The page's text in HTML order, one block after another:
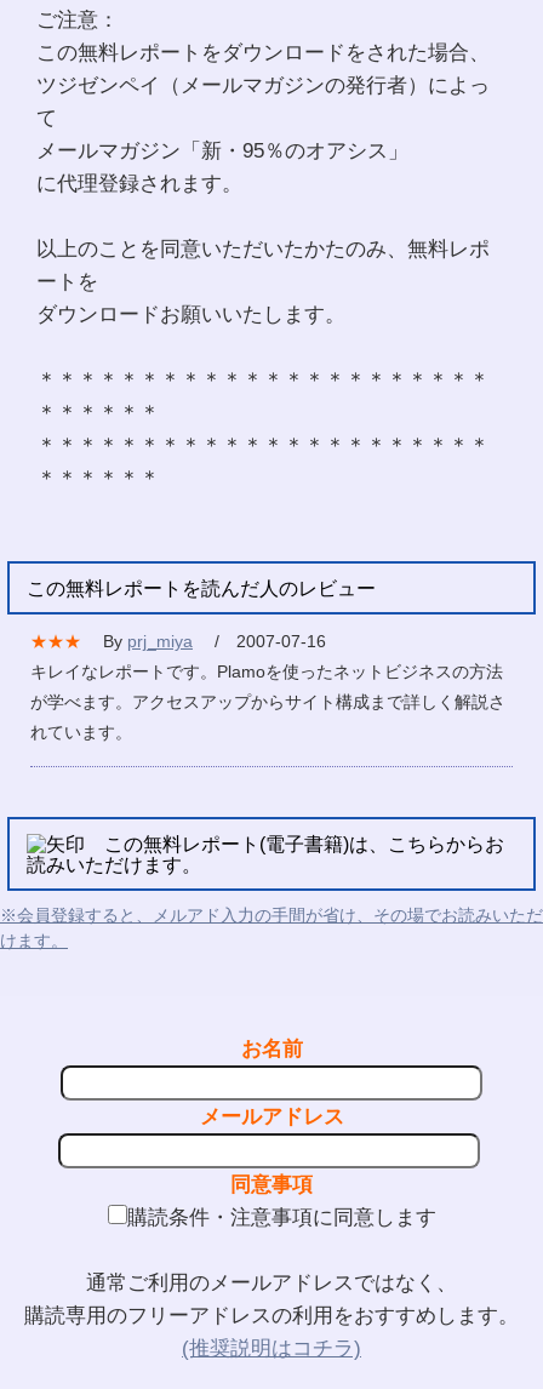
ご注意：
この無料レポートをダウンロードをされた場合、
ツジゼンペイ（メールマガジンの発行者）によっ
て
メールマガジン「新・95％のオアシス」
に代理登録されます。
以上のことを同意いただいたかたのみ、無料レポ
ートを
ダウンロードお願いいたします。
＊＊＊＊＊＊＊＊＊＊＊＊＊＊＊＊＊＊＊＊＊＊
＊＊＊＊＊＊
＊＊＊＊＊＊＊＊＊＊＊＊＊＊＊＊＊＊＊＊＊＊
＊＊＊＊＊＊
この無料レポートを読んだ人のレビュー
★★★ By prj_miya
/ 2007-07-16
キレイなレポートです。Plamoを使ったネットビジネスの方法
が学べます。アクセスアップからサイト構成まで詳しく解説さ
れています。
この無料レポート(電子書籍)は、こちらからお
読みいただけます。
※会員登録すると、メルアド入力の手間が省け、その場でお読みいただ
けます。
お名前
メールアドレス
同意事項
購読条件・注意事項に同意します
通常ご利用のメールアドレスではなく、
購読専用のフリーアドレスの利用をおすすめします。
(推奨説明はコチラ)